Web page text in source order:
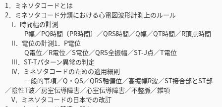
1．ミネソタコードとは
2．ミネソタコード分類における心電図波形計測上のルール
I．時間幅の計測
P幅／PQ時間〔PR時間〕／QRS時間／Q幅／QT時間／R頂点時間
II．電位の計測1．P電位
Q電位／R電位／S電位／QRS全振幅／ST-J点／T電位
III．ST-Tパターン異常の判定
IV．ミネソタコードのための適用細則
一般的事項／Q・QS／QRS軸偏位／高振幅R波／ST接合部とST部
／陰性T波／房室伝導障害／心室伝導障害／不整脈／雑項
V．ミネソタコードの日本での改訂